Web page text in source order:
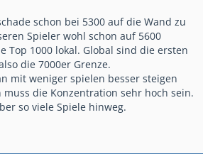
schon bei 5300 auf die Wand zu
Spieler wohl schon auf 5600
Top 1000 lokal. Global sind die ersten
die 7000er Grenze.
mit weniger spielen besser steigen
muss die Konzentration sehr hoch sein.
so viele Spiele hinweg.